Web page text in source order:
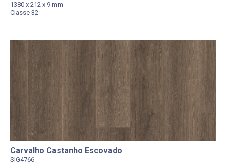
1380 x 212 x 9 mm
Classe 32
Carvalho Castanho Escovado
SIG4766